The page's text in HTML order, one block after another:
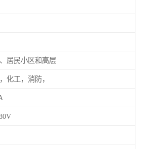
居民小区和高层
化工，消防，